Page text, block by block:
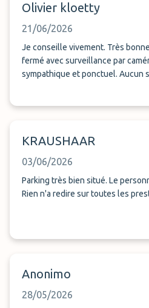
Olivier kloetty
21/06/2026
Je conseille vivement. Très
fermé avec surveillance par
sympathique et ponctuel. Aucun
KRAUSHAAR
03/06/2026
Parking très bien situé. Le
Rien n'a redire sur toutes les
Anonimo
28/05/2026